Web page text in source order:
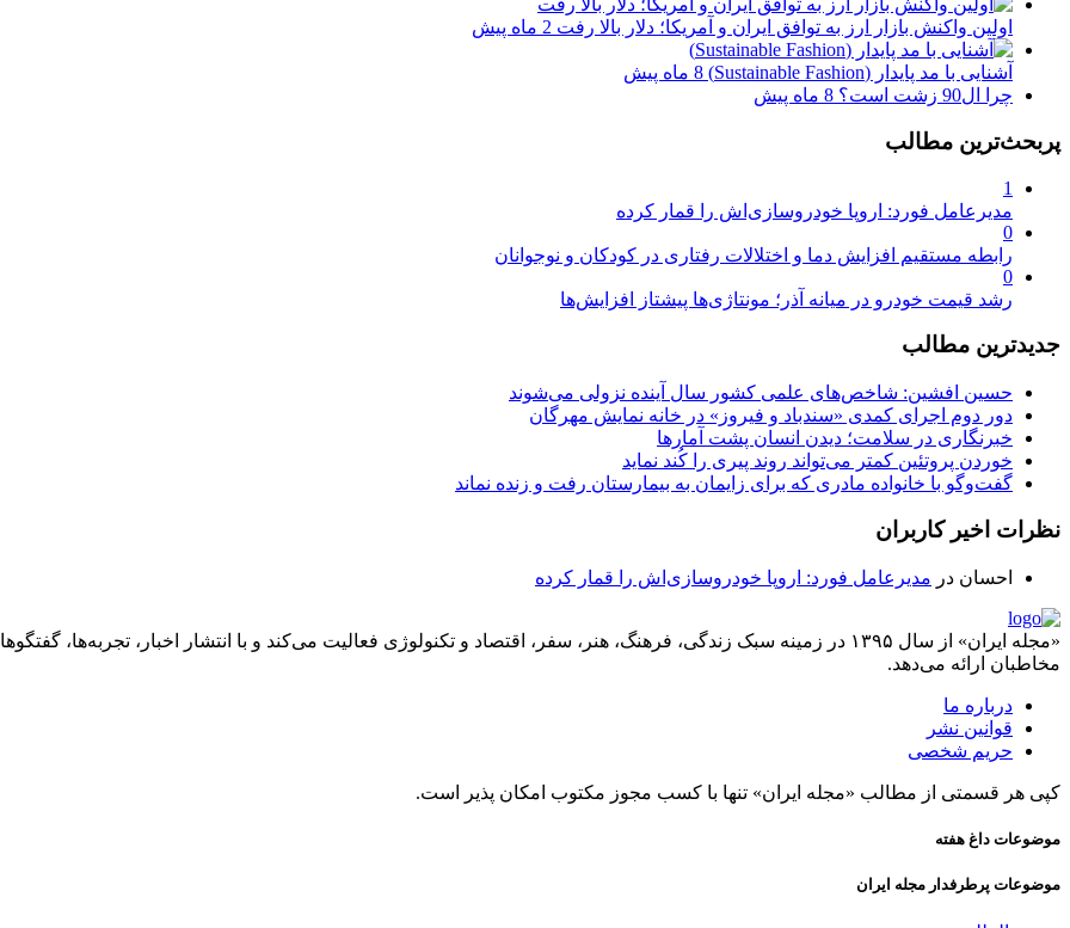
اولین واکنش بازار ارز به توافق ایران و آمریکا؛ دلار بالا رفت 2 ماه پیش
آشنایی با مد پایدار (Sustainable Fashion)
8 ماه پیش
چرا ال90 زشت است؟
8 ماه پیش
پربحث‌ترین مطالب
1
مدیرعامل فورد: اروپا خودروسازی‌اش را قمار کرده
0
رابطه مستقیم افزایش دما و اختلالات رفتاری در کودکان و نوجوانان
0
رشد قیمت خودرو در میانه آذر؛ مونتاژی‌ها پیشتاز افزایش‌ها
جدیدترین مطالب
حسین افشین: شاخص‌های علمی کشور سال آینده نزولی می‌شوند
دور دوم اجرای کمدی «سندباد و فیروز» در خانه نمایش مهرگان
خبرنگاری در سلامت؛ دیدن انسان پشت آمارها
خوردن پروتئین کمتر می‌تواند روند پیری را کُند نماید
گفت‌وگو با خانواده مادری که برای زایمان به بیمارستان رفت و زنده نماند
نظرات اخیر کاربران
احسان در مدیرعامل فورد: اروپا خودروسازی‌اش را قمار کرده
«مجله ایران» از سال ۱۳۹۵ در زمینه سبک زندگی، فرهنگ، هنر، سفر، اقتصاد و تکنولوژی فعالیت می‌کند و با انتشار اخبار،
مخاطبان ارائه می‌دهد.
درباره ما
قوانین نشر
حریم شخصی
کپی هر قسمتی از مطالب «مجله ایران» تنها با کسب مجوز مکتوب امکان پذیر است.
موضوعات داغ هفته
موضوعات پرطرفدار مجله ایران